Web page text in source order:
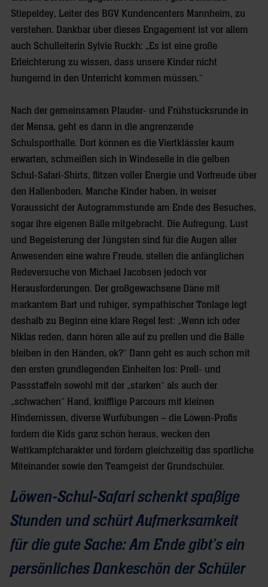
Stiepeldey, Leiter des BGV Kundencenters Mannheim, zu
verstehen. Dankbar über dieses Engagement ist vor allem
auch Schulleiterin Sylvie Ruckh: „Es ist eine große
Erleichterung zu wissen, dass unsere Kinder nicht
hungernd in den Unterricht kommen müssen.“
Nach der gemeinsamen Plauder- und Frühstücksrunde in
der Mensa, geht es dann in die angrenzende
Schulsporthalle. Dort können es die Viertklässler kaum
erwarten, schmeißen sich in Windeseile in die gelben
Schul-Safari-Shirts, flitzen voller Energie und Vorfreude über
den Hallenboden. Manche Kinder haben, in weiser
Voraussicht der Autogrammstunde am Ende des Besuches,
sogar ihre eigenen Bälle mitgebracht. Die Aufregung, Lust
und Begeisterung der Jüngsten sind für die Augen aller
Anwesenden eine wahre Freude, stellen die anfänglichen
Redeversuche von Michael Jacobsen jedoch vor
Herausforderungen. Der großgewachsene Däne mit
markantem Bart und ruhiger, sympathischer Tonlage legt
deshalb zu Beginn eine klare Regel fest: „Wenn ich oder
Niklas reden, dann hören alle auf zu prellen und die Bälle
bleiben in den Händen, ok?“ Dann geht es auch schon mit
den ersten grundlegenden Einheiten los: Prell- und
Passstaffeln sowohl mit der „starken“ als auch der
„schwachen“ Hand, knifflige Parcours mit kleinen
Hindernissen, diverse Wurfübungen – die Löwen-Profis
fordern die Kids ganz schön heraus, wecken den
Wettkampfcharakter und fördern gleichzeitig das sportliche
Miteinander sowie den Teamgeist der Grundschüler.
Löwen-Schul-Safari schenkt spaßige
Stunden und schürt Aufmerksamkeit
für die gute Sache: Am Ende gibt’s ein
persönliches Dankeschön der Schüler